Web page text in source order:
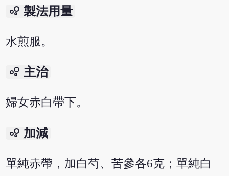
bubble_chart 製法用量
水煎服。
bubble_chart 主治
婦女赤白帶下。
bubble_chart 加減
單純赤帶，加白芍、苦參各6克；單純白